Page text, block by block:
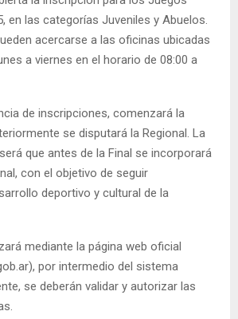
en las categorías Juveniles y Abuelos.
acercarse a las oficinas ubicadas
a viernes en el horario de 08:00 a
de inscripciones, comenzará la
se disputará la Regional. La
que antes de la Final se incorporará
con el objetivo de seguir
deportivo y cultural de la
mediante la página web oficial
por intermedio del sistema
se deberán validar y autorizar las